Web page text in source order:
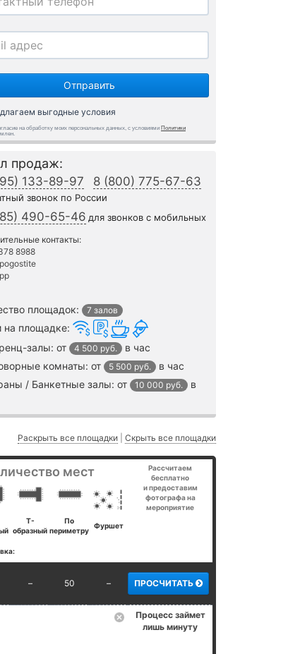
выгодные условия
на обработку моих персональных данных, с условиями Политики
продаж:
133-89-97 8 (800) 775-67-63
звонок по России
490-65-46 для звонков с мобильных
контакты:
8988
площадок: 7 залов
на площадке:
залы: от 4 500 руб.
в час
комнаты: от 5 500 руб.
в час
/ Банкетные залы: от 10 000 руб.
в
Раскрыть все площадки Скрыть все площадки
мест
Рассчитаем
бесплатно
и предоставим
фотографа на
мероприятие
Т-
образный
По
периметру
Фуршет
– 50 – ПРОСЧИТАТЬ
Процесс займет
лишь минуту